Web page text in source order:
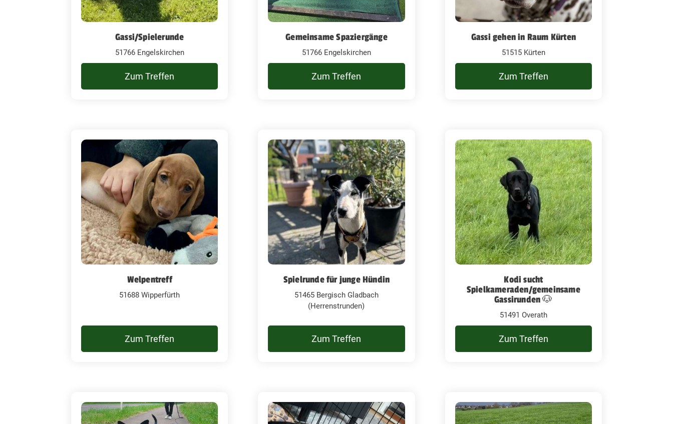
Gassi/Spielerunde
51766 Engelskirchen
Zum Treffen
Gemeinsame Spaziergänge
51766 Engelskirchen
Zum Treffen
Gassi gehen in Raum Kürten
51515 Kürten
Zum Treffen
Welpentreff
51688 Wipperfürth
Zum Treffen
Spielrunde für junge Hündin
51465 Bergisch Gladbach
(Herrenstrunden)
Zum Treffen
Kodi sucht
Spielkameraden/gemeinsame
Gassirunden 🐶
51491 Overath
Zum Treffen